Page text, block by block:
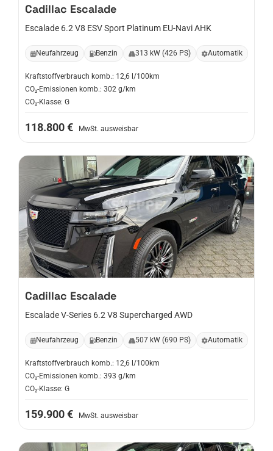
Cadillac Escalade
Escalade 6.2 V8 ESV Sport Platinum EU-Navi AHK
Neufahrzeug Benzin 313 kW (426 PS) Automatik
Kraftstoffverbrauch komb.: 12,6 l/100km
CO₂-Emissionen komb.: 302 g/km
CO₂-Klasse: G
118.800 € MwSt. ausweisbar
Cadillac Escalade
Escalade V-Series 6.2 V8 Supercharged AWD
Neufahrzeug Benzin 507 kW (690 PS) Automatik
Kraftstoffverbrauch komb.: 12,6 l/100km
CO₂-Emissionen komb.: 393 g/km
CO₂-Klasse: G
159.900 € MwSt. ausweisbar